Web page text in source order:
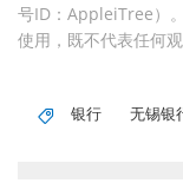
号ID：AppleiTree）
使用，既不代表任何
银行 无锡银